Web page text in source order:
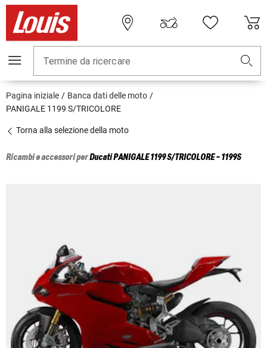
Termine da ricercare
Pagina iniziale
Banca dati delle moto
PANIGALE 1199 S/TRICOLORE
Torna alla selezione della moto
Ricambi e accessori perDucatiPANIGALE 1199 S/TRICOLORE - 1199S